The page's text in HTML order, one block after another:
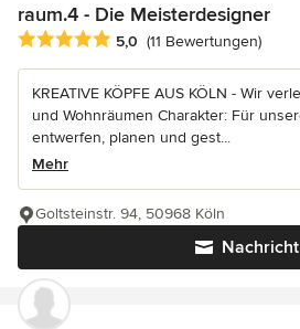
raum.4 - Die Meisterdesigner
Durchschnittliche Bewertung: 5 von
5,0 (11 Bewertungen)
KREATIVE KÖPFE AUS KÖLN - Wir
und Wohnräumen Charakter: Für
entwerfen, planen und gest...
Mehr
Nachricht
Goltsteinstr. 94, 50968 Köln